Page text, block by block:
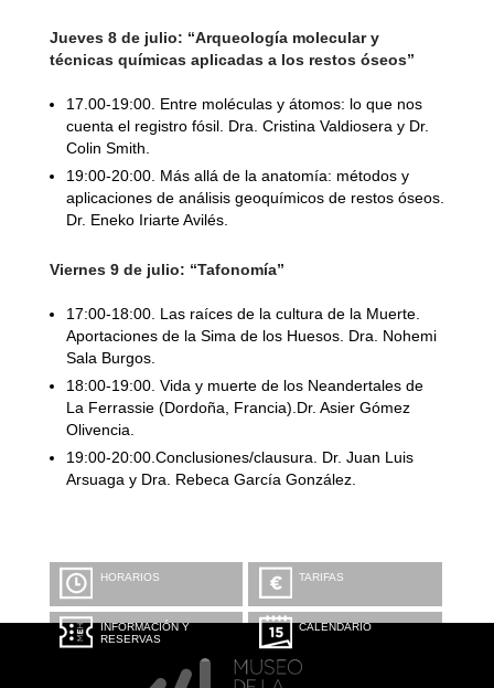
Jueves 8 de julio: “Arqueología molecular y
técnicas químicas aplicadas a los restos óseos”
17.00-19:00. Entre moléculas y átomos: lo que nos
cuenta el registro fósil. Dra. Cristina Valdiosera y Dr.
Colin Smith.
19:00-20:00. Más allá de la anatomía: métodos y
aplicaciones de análisis geoquímicos de restos óseos.
Dr. Eneko Iriarte Avilés.
Viernes 9 de julio: “Tafonomía”
17:00-18:00. Las raíces de la cultura de la Muerte.
Aportaciones de la Sima de los Huesos. Dra. Nohemi
Sala Burgos.
18:00-19:00. Vida y muerte de los Neandertales de
La Ferrassie (Dordoña, Francia).Dr. Asier Gómez
Olivencia.
19:00-20:00.Conclusiones/clausura. Dr. Juan Luis
Arsuaga y Dra. Rebeca García González.
HORARIOS TARIFAS
INFORMACIÓN Y
RESERVAS
CALENDARIO